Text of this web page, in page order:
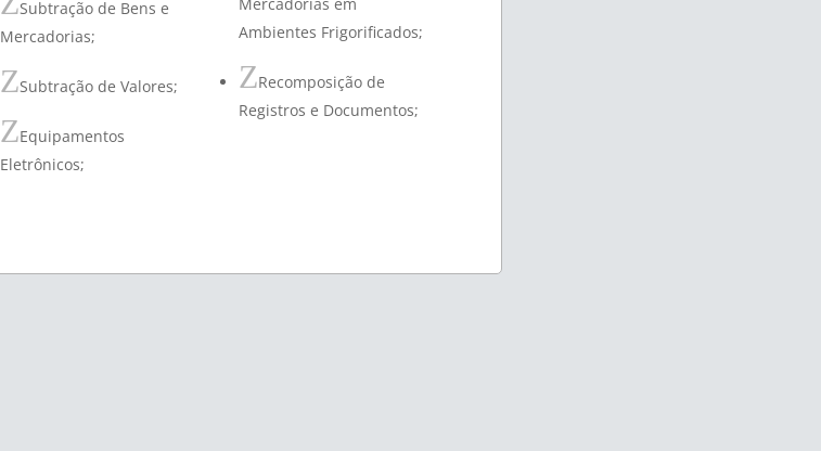
Subtração de Bens e
Mercadorias;
ZSubtração de Valores;
ZEquipamentos
Eletrônicos;
Ambientes Frigorificados;
ZRecomposição de
Registros e Documentos;